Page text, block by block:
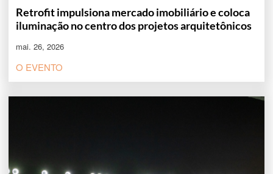
Retrofit impulsiona mercado imobiliário e coloca
iluminação no centro dos projetos arquitetônicos
mai. 26, 2026
O EVENTO